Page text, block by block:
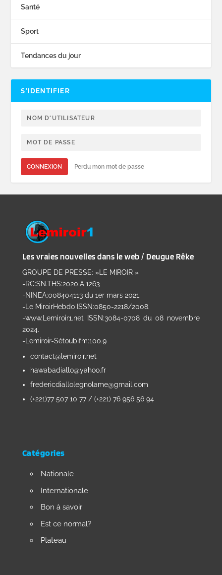
Santé
Sport
Tendances du jour
S’IDENTIFIER
CONNEXION Perdu mon mot de passe
Les vraies nouvelles dans le web / Deugue Rêke
GROUPE DE PRESSE: »LE MIROIR »
-RC:SN.THS:2020.A.1263
-NINEA:008404113 du 1er mars 2021.
-Le MiroirHebdo ISSN:0850-2218/2008.
-www.Lemiroir1.net ISSN:3084-0708 du 08 novembre
2024.
-Lemiroir-Sétoubifm:100.9
contact@lemiroir.net
hawabadiallo@yahoo.fr
fredericdiallolegnolame@gmail.com
(+221)77 507 10 77 / (+221) 76 956 56 94
Catégories
Nationale
Internationale
Bon à savoir
Est ce normal?
Plateau